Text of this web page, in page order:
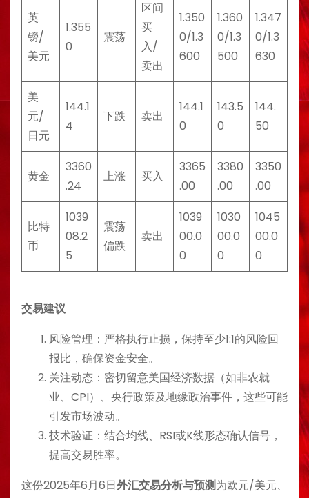
英
镑/
美元
1.355
0
震荡
区间
买
入/
卖出
1.350
0/1.3
600
1.360
0/1.3
500
1.347
0/1.3
630
美
元/
日元
144.1
4
下跌 卖出
144.1
0
143.5
0
144.
50
黄金
3360
.24
上涨 买入
3365
.00
3380
.00
3350
.00
比特
币
1039
08.2
5
震荡
偏跌
卖出
1039
00.0
0
1030
00.0
0
1045
00.0
0
交易建议
风险管理：严格执行止损，保持至少1:1的风险回
报比，确保资金安全。
关注动态：密切留意美国经济数据（如非农就
业、CPI）、央行政策及地缘政治事件，这些可能
引发市场波动。
技术验证：结合均线、RSI或K线形态确认信号，
提高交易胜率。
这份2025年6月6日外汇交易分析与预测为欧元/美元、